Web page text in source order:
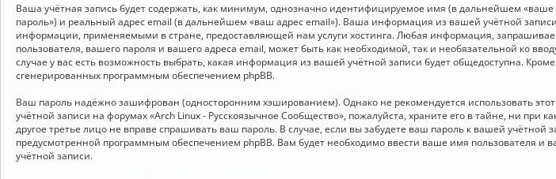
Ваша учётная запись будет содержать, как минимум, однозначно идентифицируемое имя (в дальнейшем
пароль») и реальный адрес email (в дальнейшем «ваш адрес email»). Ваша информация из вашей учётной
информации, применяемыми в стране, предоставляющей нам услуги хостинга. Любая информация,
пользователя, вашего пароля и вашего адреса email, может быть как необходимой, так и необязательной ко
случае у вас есть возможность выбрать, какая информация из вашей учётной записи будет общедоступна.
сгенерированных программным обеспечением phpBB.
Ваш пароль надёжно зашифрован (односторонним хэшированием). Однако не рекомендуется использовать
учётной записи на форумах «Arch Linux - Русскоязычное Сообщество», пожалуйста, храните его в тайне, ни при
другое третье лицо не вправе спрашивать ваш пароль. В случае, если вы забудете ваш пароль к вашей
предусмотренной программным обеспечением phpBB. Вам будет необходимо ввести ваше имя пользователя и
учётной записи.